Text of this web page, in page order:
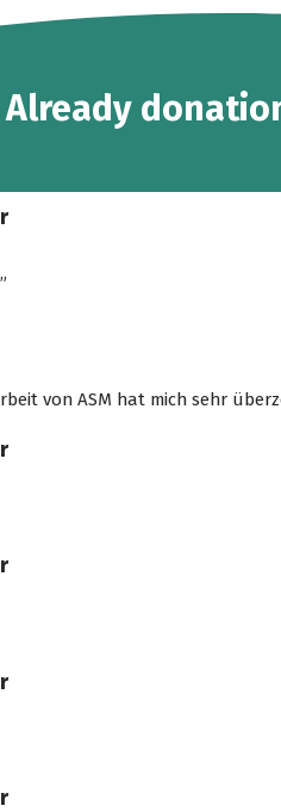
Already 27
von ASM hat mich sehr